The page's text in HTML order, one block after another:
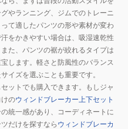
やランニング、ジムでのトレーニ
て適したパンツの形や素材が変わ
をかきやすい場合は、吸湿速乾性
た、パンツの裾が絞れるタイプは
します。軽さと防風性のバランス
イズを選ぶことも重要です。
ットでも購入できます。もしジャ
のウィンドブレーカー上下セット
統一感があり、コーディネートに
だけを探すなら ウィンドブレーカ